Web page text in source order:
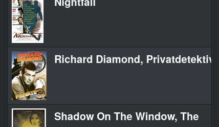
Richard Diamond, Privatdetektiv
Shadow On The Window, The